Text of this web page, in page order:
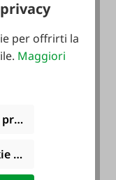
con scala
per offrirti la
Maggiori
funzionali